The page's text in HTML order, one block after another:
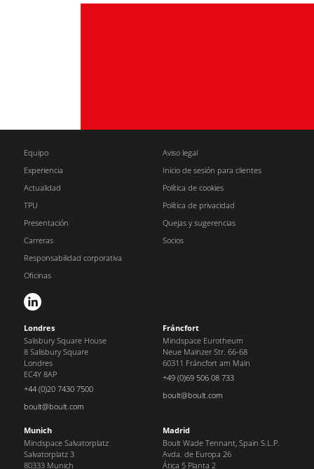
Equipo
Experiencia
Actualidad
TPU
Presentación
Carreras
Responsabilidad corporativa
Oficinas
Aviso legal
Inicio de sesión para clientes
Política de cookies
Política de privacidad
Quejas y sugerencias
Socios
Londres
Salisbury Square House
8 Salisbury Square
Londres
EC4Y 8AP
+44 (0)20 7430 7500
boult@boult.com
Fráncfort
Mindspace Eurotheum
Neue Mainzer Str. 66-68
60311 Fráncfort am Main
+49 (0)69 506 08 733
boult@boult.com
Munich
Mindspace Salvatorplatz
Salvatorplatz 3
80333 Munich
Madrid
Boult Wade Tennant, Spain S.L.P.
Avda. de Europa 26
Ática 5 Planta 2